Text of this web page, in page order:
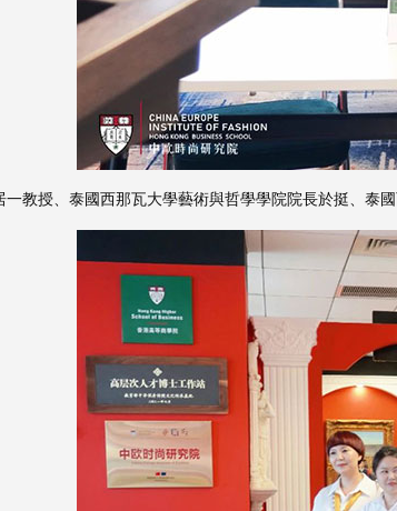
一教授、泰國西那瓦大學藝術與哲學學院院長於挺、泰